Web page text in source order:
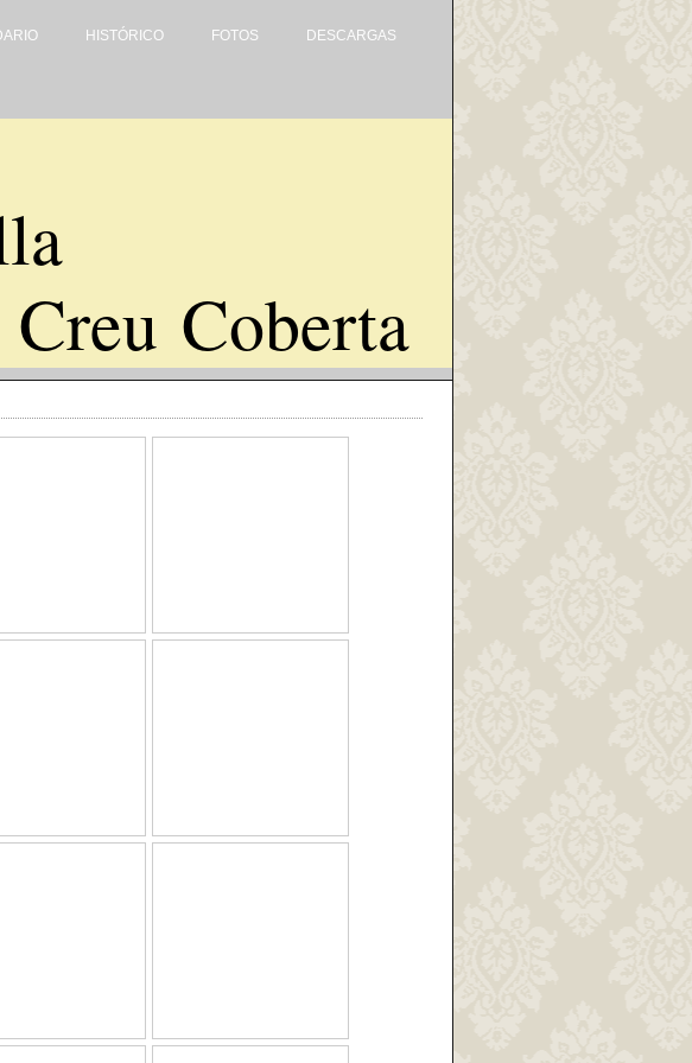
HISTÓRICO FOTOS DESCARGAS
Coberta